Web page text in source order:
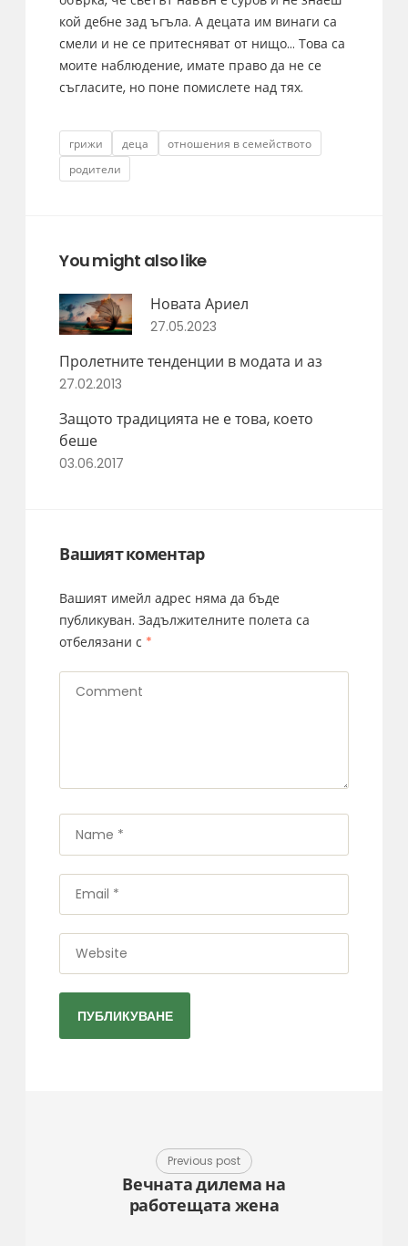
кой дебне зад ъгъла. А децата им винаги са
смели и не се притесняват от нищо… Това са
моите наблюдение, имате право да не се
съгласите, но поне помислете над тях.
Tags
грижи деца
отношения в семейството
родители
You might also like
Новата Ариел
27.05.2023
Пролетните тенденции в модата и аз
27.02.2013
Защото традицията не е това, което
беше
03.06.2017
Вашият коментар
Вашият имейл адрес няма да бъде
публикуван. Задължителните полета са
отбелязани с *
Comment
Name
*
Email
*
Website
Previous post
Вечната дилема на
работещата жена